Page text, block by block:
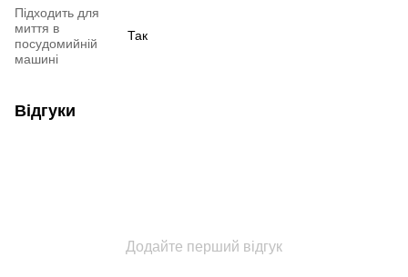
Підходить для
миття в
посудомийній
машині
Так
Відгуки
Додайте перший відгук